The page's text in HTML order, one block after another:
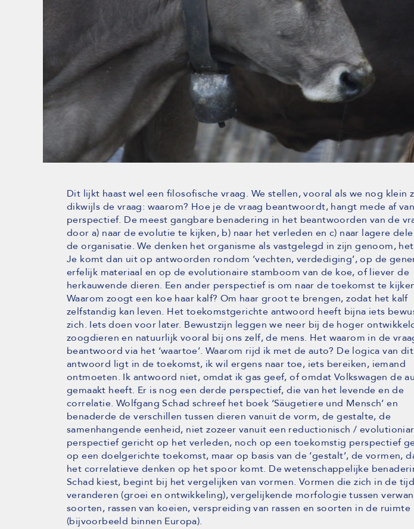
Dit lijkt haast wel een filosofische vraag. We stellen, vooral als we nog klein
dikwijls de vraag: waarom? Hoe je de vraag beantwoordt, hangt mede af
perspectief. De meest gangbare benadering in het beantwoorden van de
door a) naar de evolutie te kijken, b) naar het verleden en c) naar lagere
de organisatie. We denken het organisme als vastgelegd in zijn genoom,
Je komt dan uit op antwoorden rondom ‘vechten, verdediging’, op de
erfelijk materiaal en op de evolutionaire stamboom van de koe, of liever de
herkauwende dieren. Een ander perspectief is om naar de toekomst te
Waarom zoogt een koe haar kalf? Om haar groot te brengen, zodat het kalf
zelfstandig kan leven. Het toekomstgerichte antwoord heeft bijna iets
zich. Iets doen voor later. Bewustzijn leggen we neer bij de hoger
zoogdieren en natuurlijk vooral bij ons zelf, de mens. Het waarom in de
beantwoord via het ‘waartoe’. Waarom rijd ik met de auto? De logica van dit
antwoord ligt in de toekomst, ik wil ergens naar toe, iets bereiken, iemand
ontmoeten. Ik antwoord niet, omdat ik gas geef, of omdat Volkswagen de
gemaakt heeft. Er is nog een derde perspectief, die van het levende en de
correlatie. Wolfgang Schad schreef het boek ‘Säugetiere und Mensch’ en
benaderde de verschillen tussen dieren vanuit de vorm, de gestalte, de
samenhangende eenheid, niet zozeer vanuit een reductionisch / evolutioniar
perspectief gericht op het verleden, noch op een toekomstig perspectief
op een doelgerichte toekomst, maar op basis van de ‘gestalt’, de vormen,
het correlatieve denken op het spoor komt. De wetenschappelijke
Schad kiest, begint bij het vergelijken van vormen. Vormen die zich in de tijd
veranderen (groei en ontwikkeling), vergelijkende morfologie tussen
soorten, rassen van koeien, verspreiding van rassen en soorten in de ruimte
(bijvoorbeeld binnen Europa).